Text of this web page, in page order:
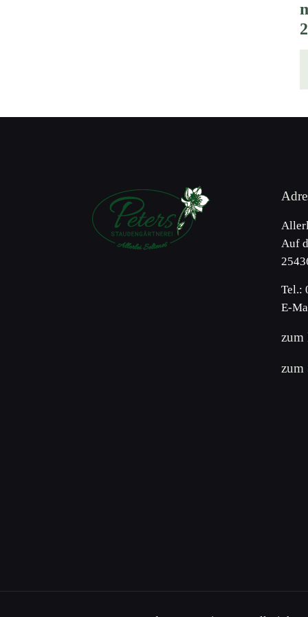
Auf
Tel.:
E-
zum
zum